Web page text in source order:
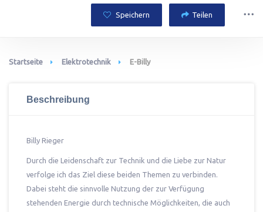
Speichern Teilen
Startseite Elektrotechnik E-Billy
Beschreibung
Billy Rieger
Durch die Leidenschaft zur Technik und die Liebe zur Natur
verfolge ich das Ziel diese beiden Themen zu verbinden.
Dabei steht die sinnvolle Nutzung der zur Verfügung
stehenden Energie durch technische Möglichkeiten, die auch